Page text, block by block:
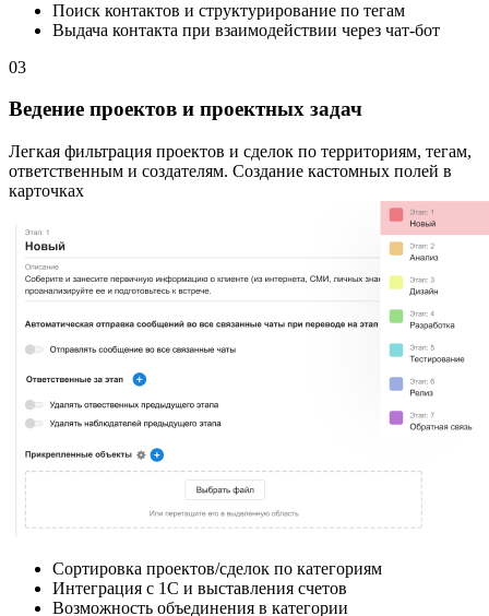
Поиск контактов и структурирование по тегам
Выдача контакта при взаимодействии через чат-бот
03
Ведение проектов и проектных задач
Легкая фильтрация проектов и сделок по территориям, тегам,
ответственным и создателям. Создание кастомных полей в
карточках
Сортировка проектов/сделок по категориям
Интеграция с 1С и выставления счетов
Возможность объединения в категории